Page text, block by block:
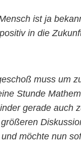
ist ja
in die
muss um
Stunde
gerade auch
möchte nun